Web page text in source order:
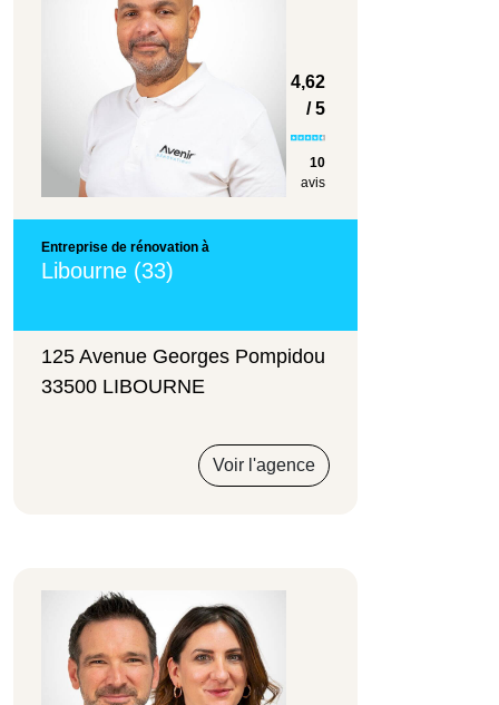
4,62
/ 5
10
avis
Entreprise de rénovation à
Libourne (33)
125 Avenue Georges Pompidou
33500 LIBOURNE
Voir l'agence